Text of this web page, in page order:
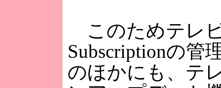
このためテレ
Subscriptionの管
のほかにも、テ